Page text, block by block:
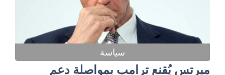
سياسة
ميرتس يُقنع ترامب بمواصلة دعم